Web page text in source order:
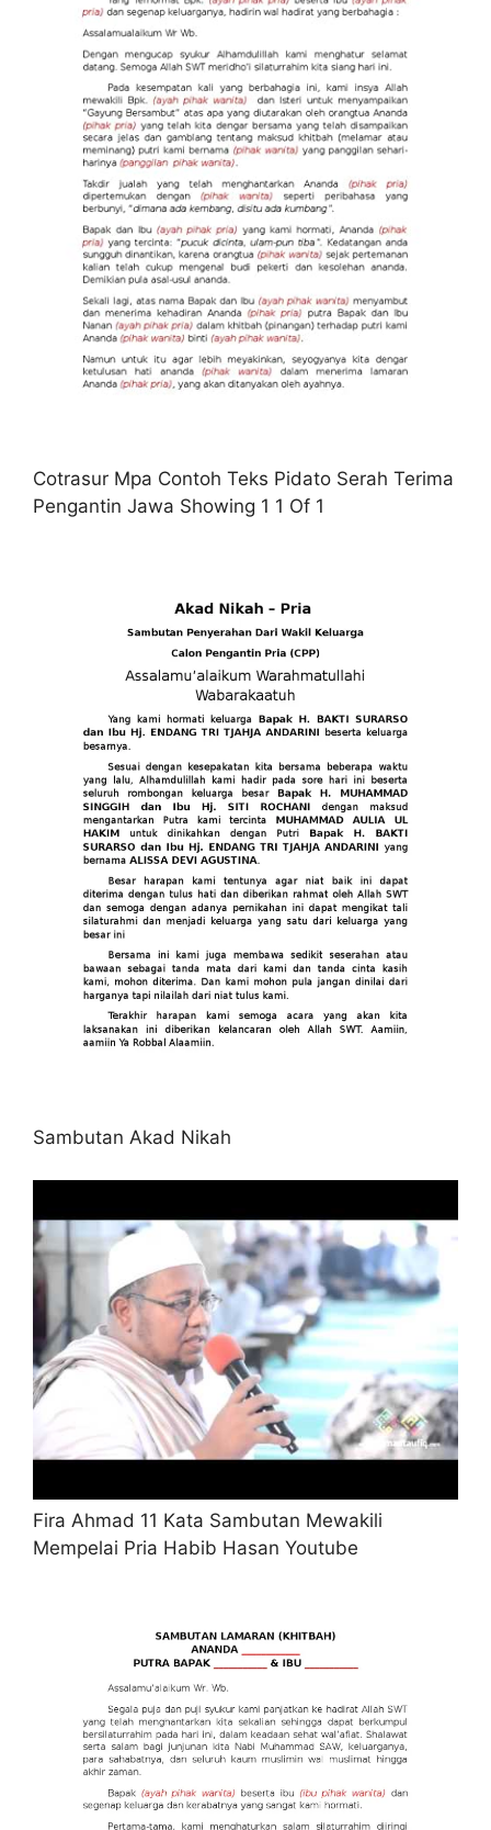
Cotrasur Mpa Contoh Teks Pidato Serah Terima
Pengantin Jawa Showing 1 1 Of 1
Sambutan Akad Nikah
Fira Ahmad 11 Kata Sambutan Mewakili
Mempelai Pria Habib Hasan Youtube